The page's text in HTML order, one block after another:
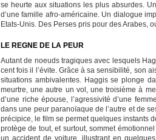
se heurte aux situations les plus absurdes.
d’une famille afro-américaine. Un dialogue
Etats-Unis. Des Perses pris pour des Arabes,
LE REGNE DE LA PEUR
Autant de noeuds tragiques avec lesquels
cent fois il l’évite. Grâce à sa sensibilité, son
situations ambivalentes. Haggis se plonge
meurtre, une autre un vol, une troisième à
d’une riche épouse, l’agressivité d’une
dans une peur paranoïaque de l’autre et de
précipice, le film se permet quelques instants
protège de tout, et surtout, sommet
un accident de voiture, illustrant en